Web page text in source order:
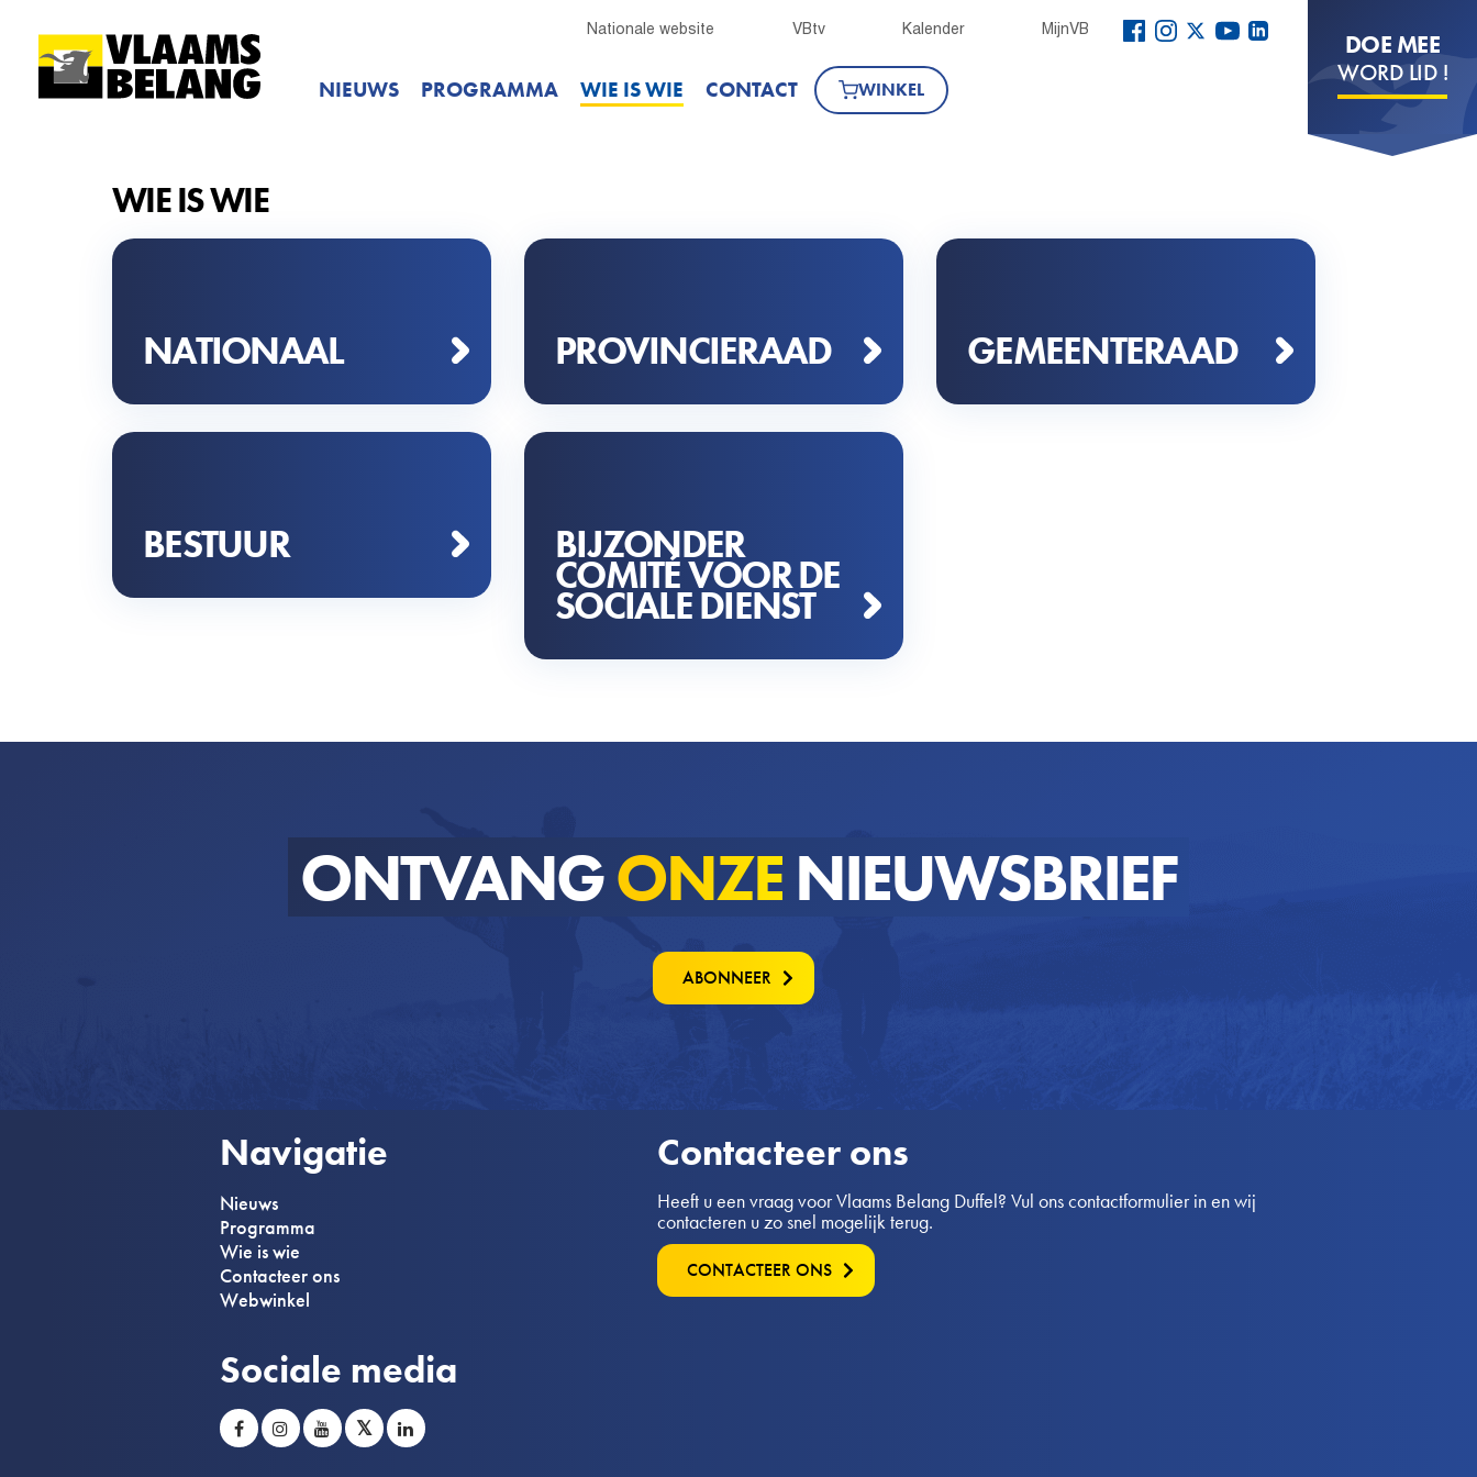
Nationale website VBtv Kalender MijnVB
NIEUWS PROGRAMMA WIE IS WIE CONTACT WINKEL
DOE MEE
WORD LID !
WIE IS WIE
NATIONAAL PROVINCIERAAD GEMEENTERAAD
BESTUUR BIJZONDER
COMITÉ VOOR DE
SOCIALE DIENST
ONTVANGONZE NIEUWSBRIEF
ABONNEER
Navigatie
Nieuws
Programma
Wie is wie
Contacteer ons
Webwinkel
Sociale media
𝕏
Contacteer ons
Heeft u een vraag voor Vlaams Belang Duffel? Vul ons contactformulier in en wij
contacteren u zo snel mogelijk terug.
CONTACTEER ONS